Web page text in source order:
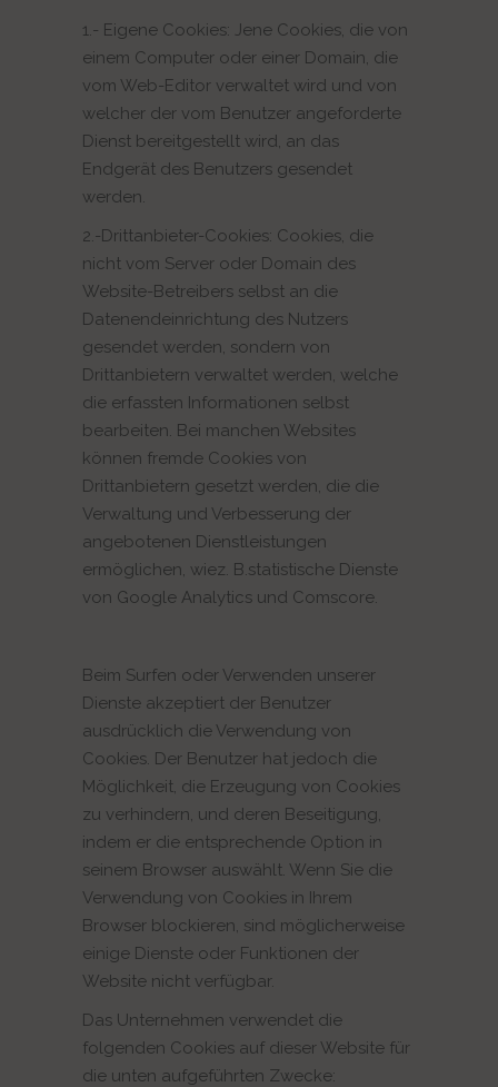
1.- Eigene Cookies: Jene Cookies, die von
einem Computer oder einer Domain, die
vom Web-Editor verwaltet wird und von
welcher der vom Benutzer angeforderte
Dienst bereitgestellt wird, an das
Endgerät des Benutzers gesendet
werden.
2.-Drittanbieter-Cookies: Cookies, die
nicht vom Server oder Domain des
Website-Betreibers selbst an die
Datenendeinrichtung des Nutzers
gesendet werden, sondern von
Drittanbietern verwaltet werden, welche
die erfassten Informationen selbst
bearbeiten. Bei manchen Websites
können fremde Cookies von
Drittanbietern gesetzt werden, die die
Verwaltung und Verbesserung der
angebotenen Dienstleistungen
ermöglichen, wiez. B.statistische Dienste
von Google Analytics und Comscore.
Beim Surfen oder Verwenden unserer
Dienste akzeptiert der Benutzer
ausdrücklich die Verwendung von
Cookies. Der Benutzer hat jedoch die
Möglichkeit, die Erzeugung von Cookies
zu verhindern, und deren Beseitigung,
indem er die entsprechende Option in
seinem Browser auswählt. Wenn Sie die
Verwendung von Cookies in Ihrem
Browser blockieren, sind möglicherweise
einige Dienste oder Funktionen der
Website nicht verfügbar.
Das Unternehmen verwendet die
folgenden Cookies auf dieser Website für
die unten aufgeführten Zwecke: